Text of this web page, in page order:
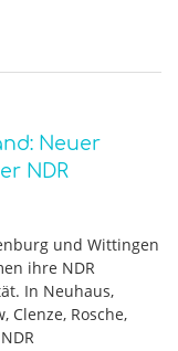
Neuer
NDR
und Wittingen
ihre NDR
In Neuhaus,
Clenze, Rosche,